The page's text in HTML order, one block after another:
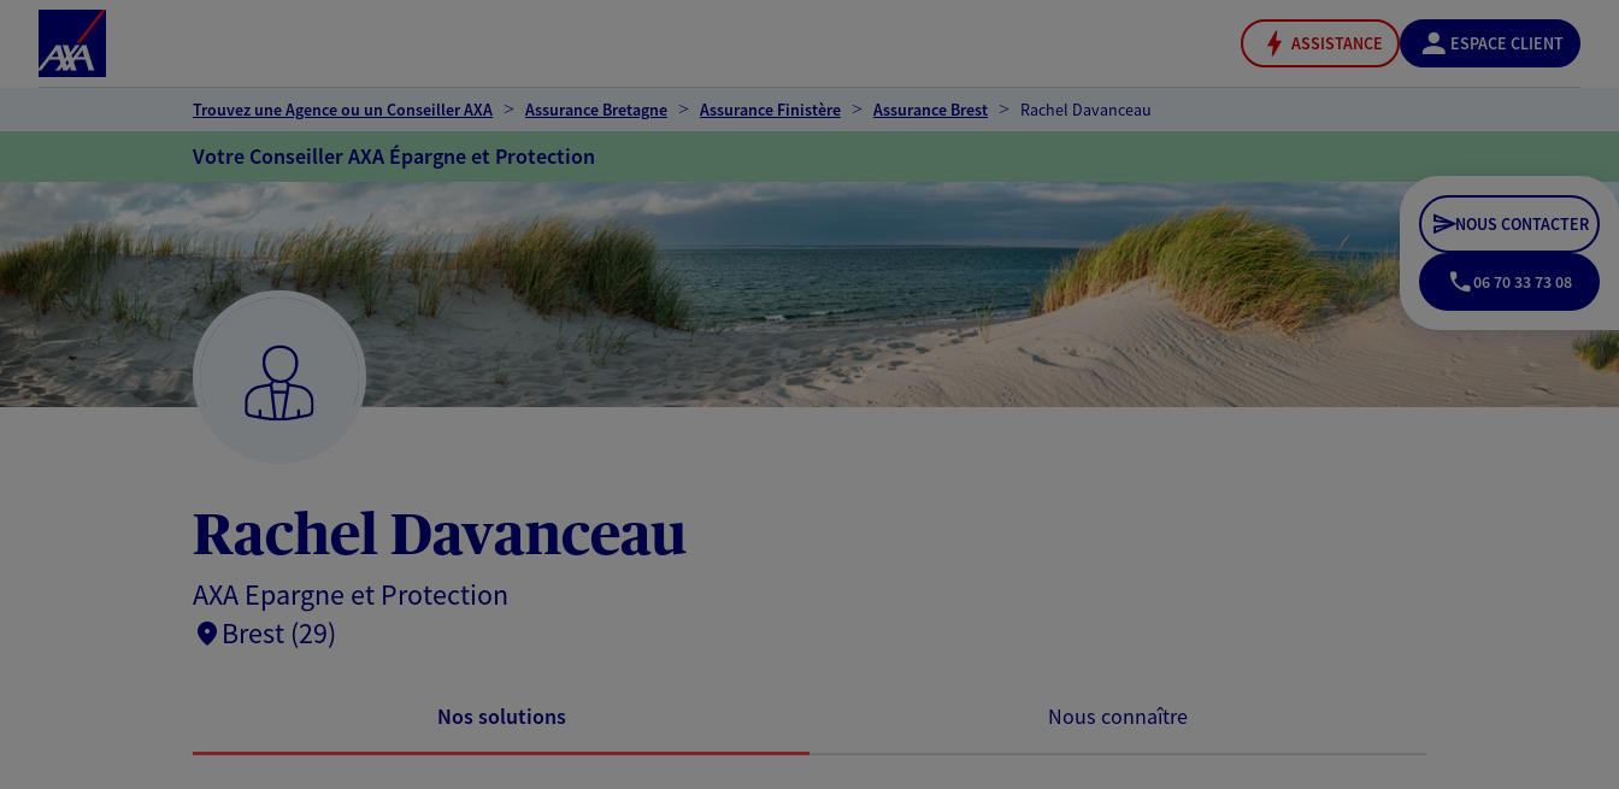
ASSISTANCE ESPACE CLIENT
Trouvez une Agence ou un Conseiller AXA Assurance Bretagne Assurance Finistère Assurance Brest Rachel Davanceau
Votre Conseiller AXA Épargne et Protection
Rachel Davanceau
AXA Epargne et Protection
Brest (29)
NOUS CONTACTER
06 70 33 73 08
Nos solutions Nous connaître